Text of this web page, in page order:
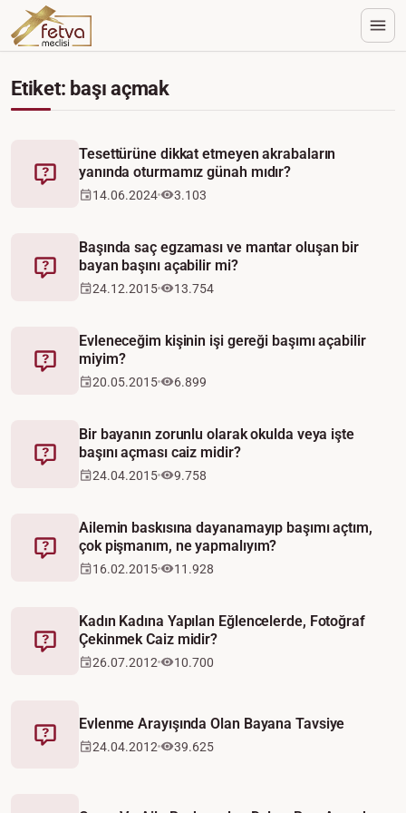
Etiket: başı açmak
Fetva
Tesettürüne dikkat etmeyen akrabaların
yanında oturmamız günah mıdır?
14.06.2024 3.103
Fetva
Başında saç egzaması ve mantar oluşan bir
bayan başını açabilir mi?
24.12.2015 13.754
Fetva
Evleneceğim kişinin işi gereği başımı açabilir
miyim?
20.05.2015 6.899
Fetva
Bir bayanın zorunlu olarak okulda veya işte
başını açması caiz midir?
24.04.2015 9.758
Fetva
Ailemin baskısına dayanamayıp başımı açtım,
çok pişmanım, ne yapmalıyım?
16.02.2015 11.928
Fetva
Kadın Kadına Yapılan Eğlencelerde, Fotoğraf
Çekinmek Caiz midir?
26.07.2012 10.700
Fetva
Evlenme Arayışında Olan Bayana Tavsiye
24.04.2012 39.625